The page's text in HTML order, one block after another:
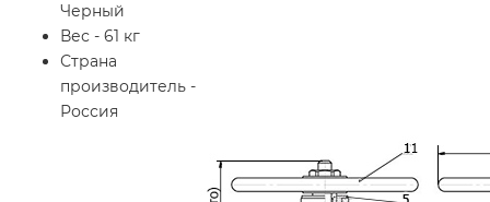
Черный
Вес - 61 кг
Страна
производитель -
Россия